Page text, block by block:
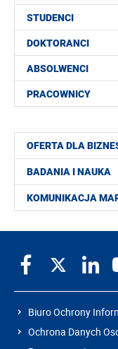
STUDENCI
DOKTORANCI
ABSOLWENCI
PRACOWNICY
OFERTA DLA
BADANIA I NAUKA
KOMUNIKACJA
Biuro Ochrony
Ochrona Danych